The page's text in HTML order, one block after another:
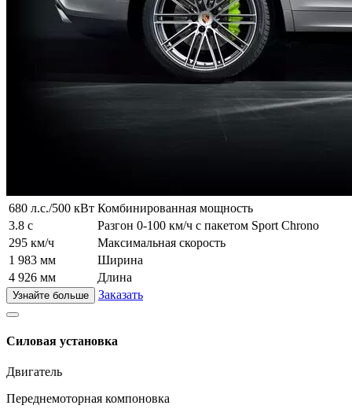
680 л.с./500 кВт Комбинированная мощность
3.8 с
Разгон 0-100 км/ч с пакетом Sport Chrono
295 км/ч
Максимальная скорость
1 983 мм
Ширина
4 926 мм
Длина
Узнайте больше Заказать
Силовая установка
Двигатель
Переднемоторная компоновка